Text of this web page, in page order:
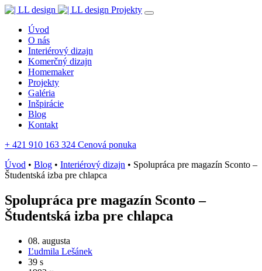
Projekty
Úvod
O nás
Interiérový dizajn
Komerčný dizajn
Homemaker
Projekty
Galéria
Inšpirácie
Blog
Kontakt
+ 421 910 163 324 Cenová ponuka
Úvod • Blog • Interiérový dizajn • Spolupráca pre magazín Sconto –
Študentská izba pre chlapca
Spolupráca pre magazín Sconto –
Študentská izba pre chlapca
08. augusta
Ľudmila Lešánek
39 s